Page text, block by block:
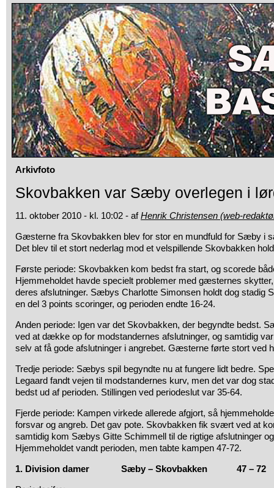
Arkivfoto
Skovbakken var Sæby overlegen i
11. oktober 2010 - kl. 10:02 - afHenrik Christensen (web-
Gæsterne fra Skovbakken blev for stor en mundfuld for Sæby i
Det blev til et stort nederlag mod et velspillende Skovbakken
Første periode: Skovbakken kom bedst fra start, og scorede
Hjemmeholdet havde specielt problemer med gæsternes
deres afslutninger. Sæbys Charlotte Simonsen holdt dog stadig
en del 3 points scoringer, og perioden endte 16-24.
Anden periode: Igen var det Skovbakken, der begyndte bedst.
ved at dække op for modstandernes afslutninger, og samtidig
selv at få gode afslutninger i angrebet. Gæsterne førte stort ved
Tredje periode: Sæbys spil begyndte nu at fungere lidt bedre.
Legaard fandt vejen til modstandernes kurv, men det var dog
bedst ud af perioden. Stillingen ved periodeslut var 35-64.
Fjerde periode: Kampen virkede allerede afgjort, så
forsvar og angreb. Det gav pote. Skovbakken fik svært ved at
samtidig kom Sæbys Gitte Schimmell til de rigtige afslutninger
Hjemmeholdet vandt perioden, men tabte kampen 47-72.
1. Division damer Sæby – Skovbakken 47 – 72